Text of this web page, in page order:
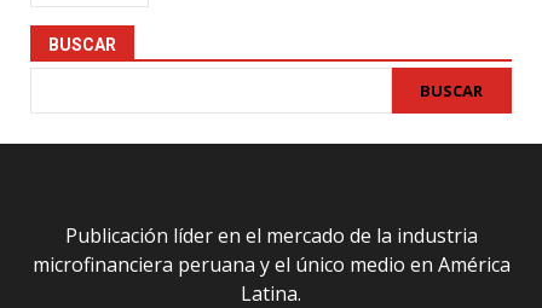
BUSCAR
BUSCAR
Publicación líder en el mercado de la industria
microfinanciera peruana y el único medio en América
Latina.